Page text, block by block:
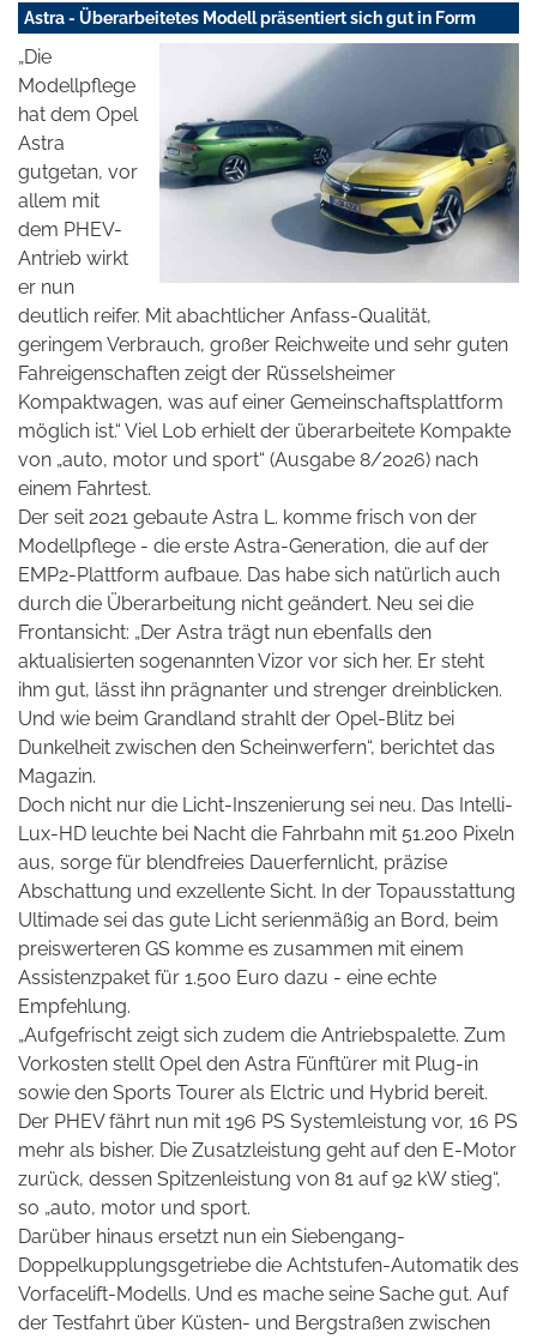
Astra - Überarbeitetes Modell präsentiert sich gut in Form
„Die
Modellpflege
hat dem Opel
Astra
gutgetan, vor
allem mit
dem PHEV-
Antrieb wirkt
er nun
deutlich reifer. Mit abachtlicher Anfass-Qualität,
geringem Verbrauch, großer Reichweite und sehr guten
Fahreigenschaften zeigt der Rüsselsheimer
Kompaktwagen, was auf einer Gemeinschaftsplattform
möglich ist.“ Viel Lob erhielt der überarbeitete Kompakte
von „auto, motor und sport“ (Ausgabe 8/2026) nach
einem Fahrtest.
Der seit 2021 gebaute Astra L. komme frisch von der
Modellpflege - die erste Astra-Generation, die auf der
EMP2-Plattform aufbaue. Das habe sich natürlich auch
durch die Überarbeitung nicht geändert. Neu sei die
Frontansicht: „Der Astra trägt nun ebenfalls den
aktualisierten sogenannten Vizor vor sich her. Er steht
ihm gut, lässt ihn prägnanter und strenger dreinblicken.
Und wie beim Grandland strahlt der Opel-Blitz bei
Dunkelheit zwischen den Scheinwerfern“, berichtet das
Magazin.
Doch nicht nur die Licht-Inszenierung sei neu. Das Intelli-
Lux-HD leuchte bei Nacht die Fahrbahn mit 51.200 Pixeln
aus, sorge für blendfreies Dauerfernlicht, präzise
Abschattung und exzellente Sicht. In der Topausstattung
Ultimade sei das gute Licht serienmäßig an Bord, beim
preiswerteren GS komme es zusammen mit einem
Assistenzpaket für 1.500 Euro dazu - eine echte
Empfehlung.
„Aufgefrischt zeigt sich zudem die Antriebspalette. Zum
Vorkosten stellt Opel den Astra Fünftürer mit Plug-in
sowie den Sports Tourer als Elctric und Hybrid bereit.
Der PHEV fährt nun mit 196 PS Systemleistung vor, 16 PS
mehr als bisher. Die Zusatzleistung geht auf den E-Motor
zurück, dessen Spitzenleistung von 81 auf 92 kW stieg“,
so „auto, motor und sport.
Darüber hinaus ersetzt nun ein Siebengang-
Doppelkupplungsgetriebe die Achtstufen-Automatik des
Vorfacelift-Modells. Und es mache seine Sache gut. Auf
der Testfahrt über Küsten- und Bergstraßen zwischen